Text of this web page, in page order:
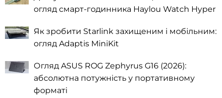
огляд смарт-годинника Haylou Watch Hyper
Як зробити Starlink захищеним і мобільним:
огляд Adaptis MiniKit
Огляд ASUS ROG Zephyrus G16 (2026):
абсолютна потужність у портативному
форматі